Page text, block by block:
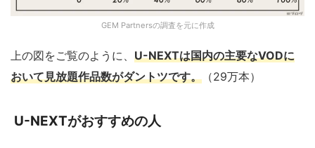
GEM Partnersの調査を元に作成
上の図をご覧のように、 U-NEXTは国内の主要なVODに
おいて見放題作品数がダントツです。 （29万本）
U-NEXTがおすすめの人